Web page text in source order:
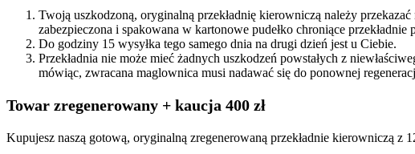
Twoją uszkodzoną, oryginalną przekładnię kierowniczą należy
zabezpieczona i spakowana w kartonowe pudełko chroniące przekładnie
Do godziny 15 wysyłka tego samego dnia na drugi dzień jest u Ciebie.
Przekładnia nie może mieć żadnych uszkodzeń powstałych z
mówiąc, zwracana maglownica musi nadawać się do ponownej
Towar zregenerowany + kaucja 400 zł
Kupujesz naszą gotową, oryginalną zregenerowaną przekładnie kierowniczą